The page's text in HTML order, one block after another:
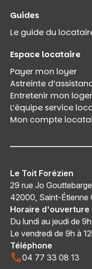
Guides
Le guide du
Espace locataire
Payer mon loyer
Astreinte
Entretenir mon
L’équipe service
Mon compte
Le Toit Forézien
29 rue Jo Gouttebarge
42000, Saint-Étienne
Horaire d'ouverture
Du lundi au jeudi de
Le vendredi de 9h à
Téléphone
04 77 33 08 13